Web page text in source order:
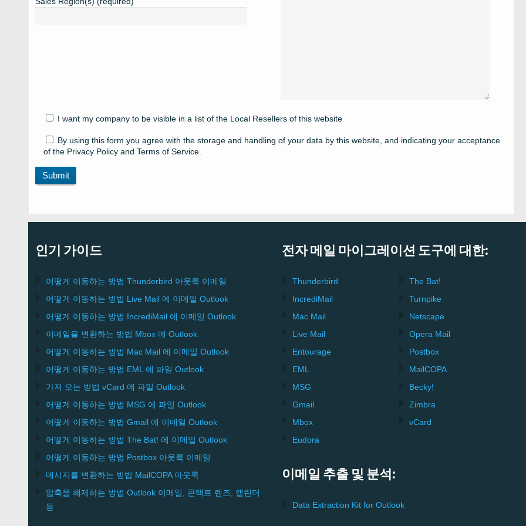
I want my company to be visible in a list of the Local Resellers of this website
By using this form you agree with the storage and handling of your data by this website, and indicating your acceptance
of the Privacy Policy and Terms of Service.
인기 가이드
어떻게 이동하는 방법 Thunderbird 아웃룩 이메일
어떻게 이동하는 방법 Live Mail 에 이메일 Outlook
어떻게 이동하는 방법 IncrediMail 에 이메일 Outlook
이메일을 변환하는 방법 Mbox 에 Outlook
어떻게 이동하는 방법 Mac Mail 에 이메일 Outlook
어떻게 이동하는 방법 EML 에 파일 Outlook
가져 오는 방법 vCard 에 파일 Outlook
어떻게 이동하는 방법 MSG 에 파일 Outlook
어떻게 이동하는 방법 Gmail 에 이메일 Outlook
어떻게 이동하는 방법 The Bat! 에 이메일 Outlook
어떻게 이동하는 방법 Postbox 아웃룩 이메일
메시지를 변환하는 방법 MailCOPA아웃룩
압축을 해제하는 방법 Outlook 이메일, 콘택트 렌즈, 캘린더
등
전자 메일 마이그레이션 도구에 대한:
Thunderbird
IncrediMail
Mac Mail
Live Mail
Entourage
EML
MSG
Gmail
Mbox
Eudora
The Bat!
Turnpike
Netscape
Opera Mail
Postbox
MailCOPA
Becky!
Zimbra
vCard
이메일 추출 및 분석:
Data Extraction Kit for Outlook